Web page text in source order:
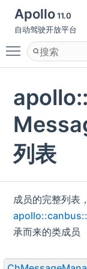
Apollo11.0
自动驾驶开放平台
Toggle main
列表
成员的完整列表
承而来的类成员